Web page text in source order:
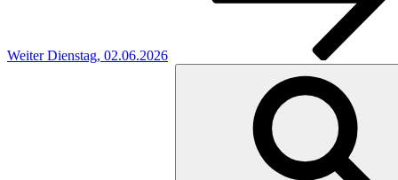
Weiter Dienstag, 02.06.2026